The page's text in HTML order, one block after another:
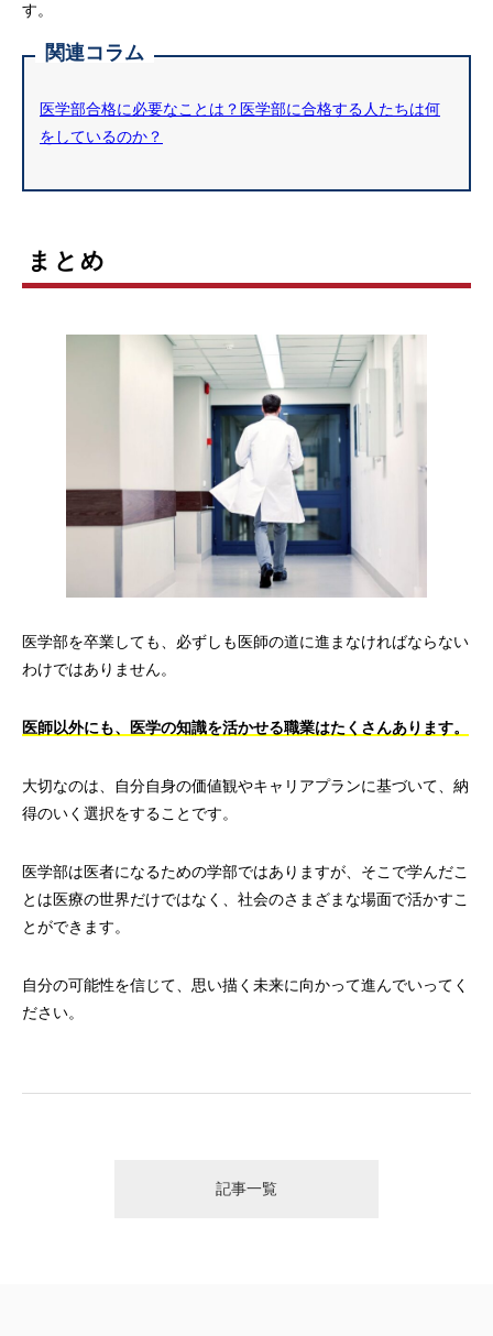
す。
関連コラム
医学部合格に必要なことは？医学部に合格する人たちは何
をしているのか？
まとめ
医学部を卒業しても、必ずしも医師の道に進まなければならない
わけではありません。
医師以外にも、医学の知識を活かせる職業はたくさんあります。
大切なのは、自分自身の価値観やキャリアプランに基づいて、納
得のいく選択をすることです。
医学部は医者になるための学部ではありますが、そこで学んだこ
とは医療の世界だけではなく、社会のさまざまな場面で活かすこ
とができます。
自分の可能性を信じて、思い描く未来に向かって進んでいってく
ださい。
記事一覧